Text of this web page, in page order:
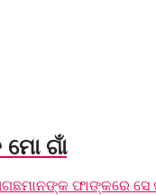
ଗାଁ
ଫାଙ୍କରେ